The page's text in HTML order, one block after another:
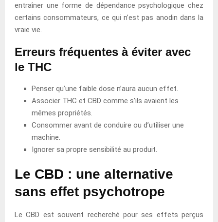
entraîner une forme de dépendance psychologique chez
certains consommateurs, ce qui n’est pas anodin dans la
vraie vie.
Erreurs fréquentes à éviter avec
le THC
Penser qu’une faible dose n’aura aucun effet.
Associer THC et CBD comme s’ils avaient les
mêmes propriétés.
Consommer avant de conduire ou d’utiliser une
machine.
Ignorer sa propre sensibilité au produit.
Le CBD : une alternative
sans effet psychotrope
Le CBD est souvent recherché pour ses effets perçus